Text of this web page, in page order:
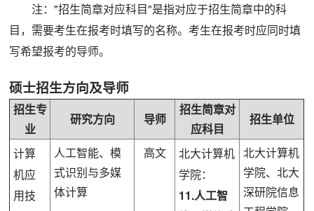
注："招生简章对应科目"是指对应于招生简章中的科
目，需要考生在报考时填写的名称。考生在报考时应同时填
写希望报考的导师。
硕士招生方向及导师
招生专
业
研究方向 导师
招生简章对
应科目
招生单位
计算
机应
用技
人工智能、模
式识别与多媒
体计算
高文
北大计算机
学院：
11.人工智
北大计算机
学院、北大
深研院信息